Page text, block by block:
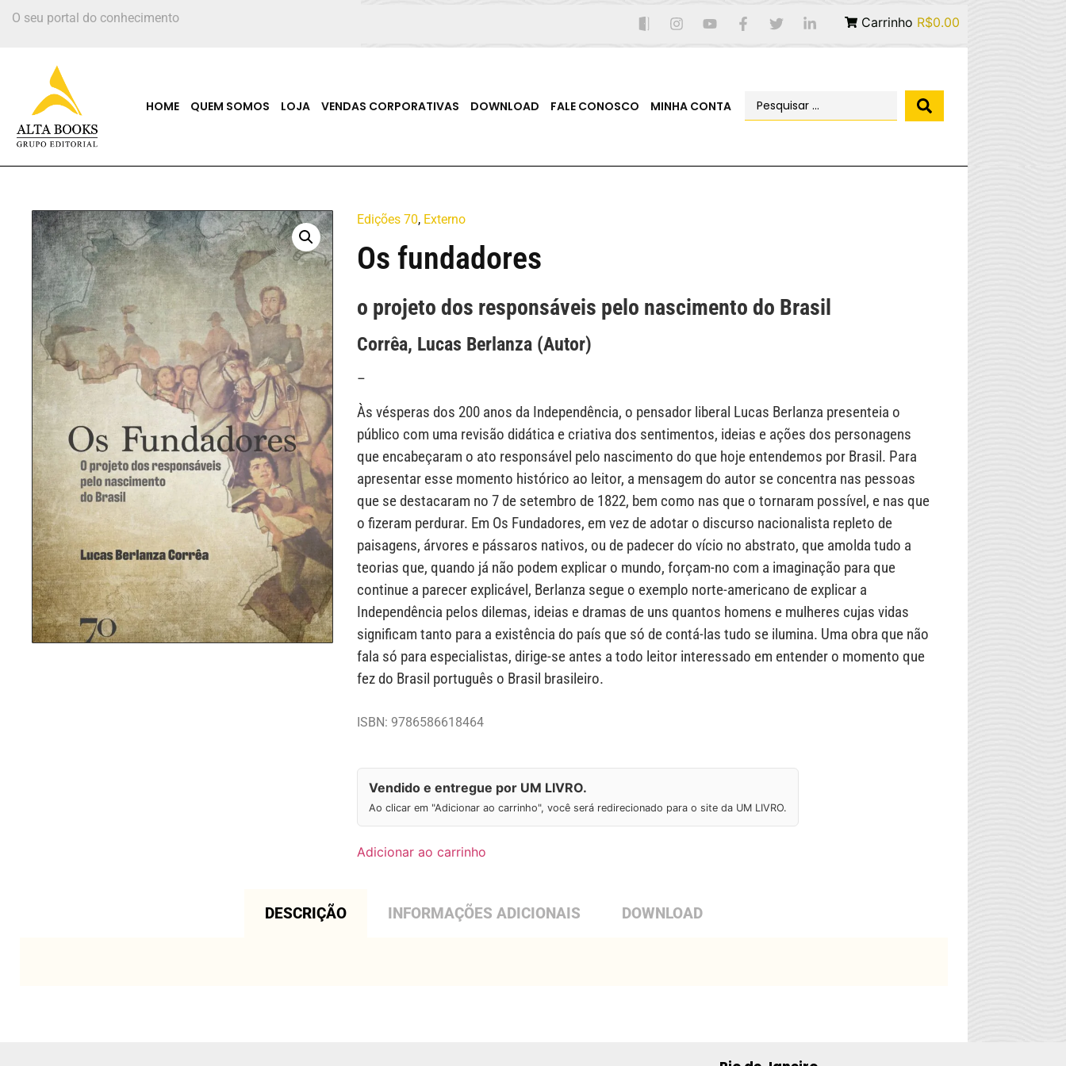
O seu portal do conhecimento Carrinho R$0.00
HOME QUEM SOMOS LOJA VENDAS CORPORATIVAS DOWNLOAD FALE CONOSCO MINHA CONTA
Edições 70, Externo
Os fundadores
o projeto dos responsáveis pelo nascimento do Brasil
Corrêa, Lucas Berlanza (Autor)
–
Às vésperas dos 200 anos da Independência, o pensador liberal Lucas Berlanza presenteia o
público com uma revisão didática e criativa dos sentimentos, ideias e ações dos personagens
que encabeçaram o ato responsável pelo nascimento do que hoje entendemos por Brasil. Para
apresentar esse momento histórico ao leitor, a mensagem do autor se concentra nas pessoas
que se destacaram no 7 de setembro de 1822, bem como nas que o tornaram possível, e nas que
o fizeram perdurar. Em Os Fundadores, em vez de adotar o discurso nacionalista repleto de
paisagens, árvores e pássaros nativos, ou de padecer do vício no abstrato, que amolda tudo a
teorias que, quando já não podem explicar o mundo, forçam-no com a imaginação para que
continue a parecer explicável, Berlanza segue o exemplo norte-americano de explicar a
Independência pelos dilemas, ideias e dramas de uns quantos homens e mulheres cujas vidas
significam tanto para a existência do país que só de contá-las tudo se ilumina. Uma obra que não
fala só para especialistas, dirige-se antes a todo leitor interessado em entender o momento que
fez do Brasil português o Brasil brasileiro.
ISBN: 9786586618464
Vendido e entregue por UM LIVRO.
Ao clicar em "Adicionar ao carrinho", você será redirecionado para o site da UM LIVRO.
Adicionar ao carrinho
DESCRIÇÃO INFORMAÇÕES ADICIONAIS DOWNLOAD